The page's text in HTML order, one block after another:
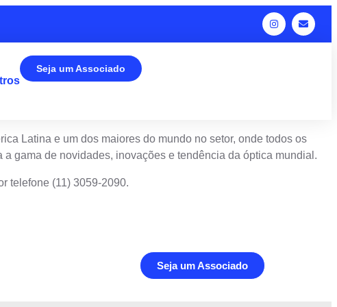
Seja um Associado
Latina e um dos maiores do mundo no setor, onde todos os
gama de novidades, inovações e tendência da óptica mundial.
telefone (11) 3059-2090.
Seja um Associado